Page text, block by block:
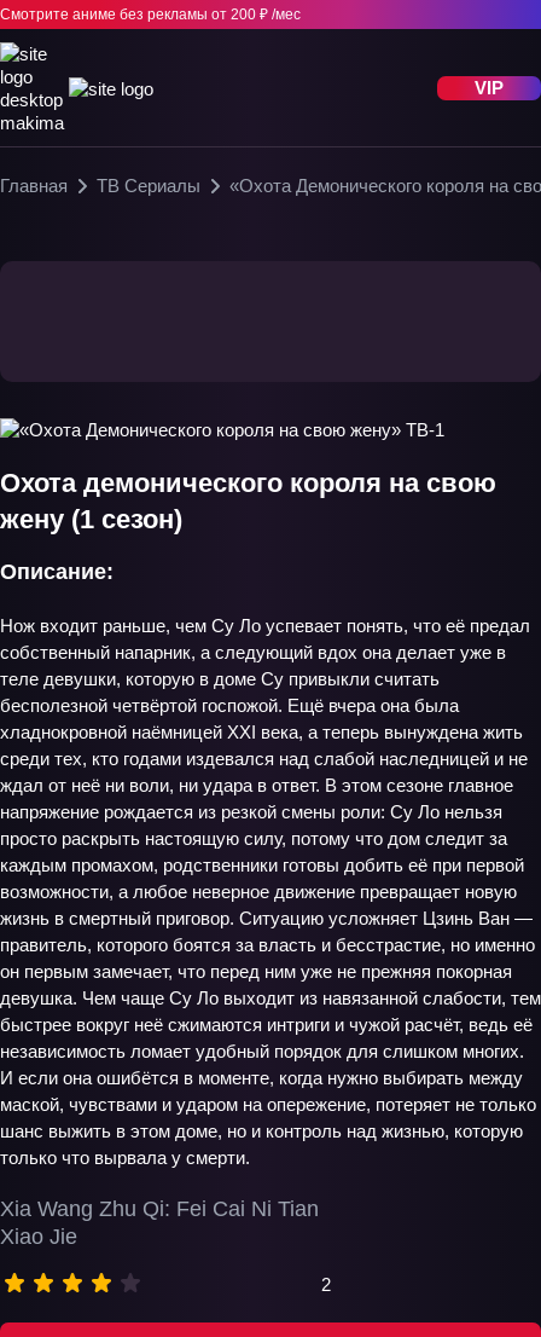
Смотрите аниме без рекламы от 200 ₽ /мес
VIP
Главная ТВ Сериалы «Охота Демонического короля на
Охота демонического короля на свою
жену (1 сезон)
Xia Wang Zhu Qi: Fei Cai Ni Tian
Xiao Jie
2
Описание:
Нож входит раньше, чем Су Ло успевает понять, что её предал
собственный напарник, а следующий вдох она делает уже в
теле девушки, которую в доме Су привыкли считать
бесполезной четвёртой госпожой. Ещё вчера она была
хладнокровной наёмницей XXI века, а теперь вынуждена жить
среди тех, кто годами издевался над слабой наследницей и не
ждал от неё ни воли, ни удара в ответ. В этом сезоне главное
напряжение рождается из резкой смены роли: Су Ло нельзя
просто раскрыть настоящую силу, потому что дом следит за
каждым промахом, родственники готовы добить её при первой
возможности, а любое неверное движение превращает новую
жизнь в смертный приговор. Ситуацию усложняет Цзинь Ван —
правитель, которого боятся за власть и бесстрастие, но именно
он первым замечает, что перед ним уже не прежняя покорная
девушка. Чем чаще Су Ло выходит из навязанной слабости, тем
быстрее вокруг неё сжимаются интриги и чужой расчёт, ведь её
независимость ломает удобный порядок для слишком многих.
И если она ошибётся в моменте, когда нужно выбирать между
маской, чувствами и ударом на опережение, потеряет не только
шанс выжить в этом доме, но и контроль над жизнью, которую
только что вырвала у смерти.